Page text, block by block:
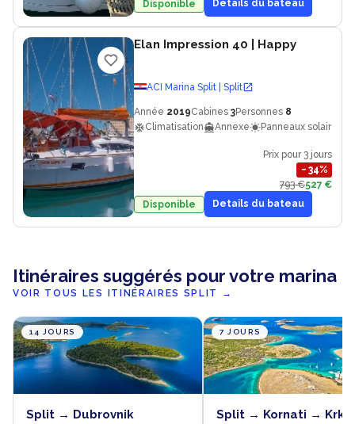
Disponible
Details du bateau
Elan Impression 40 | Happy
ACI Marina Split | Split
Année 2019Cabines 3Personnes 8
Climatisation
Annexe Panneaux solaires
Prix pour 3 jours
− 34%
793 €527 €
Disponible
Details du bateau
Itinéraires suggérés pour votre marina
VOIR TOUS LES ITINÉRAIRES SPLIT →
14 JOURS
Split → Dubrovnik
7 JOURS
Split → Kornati → Krka